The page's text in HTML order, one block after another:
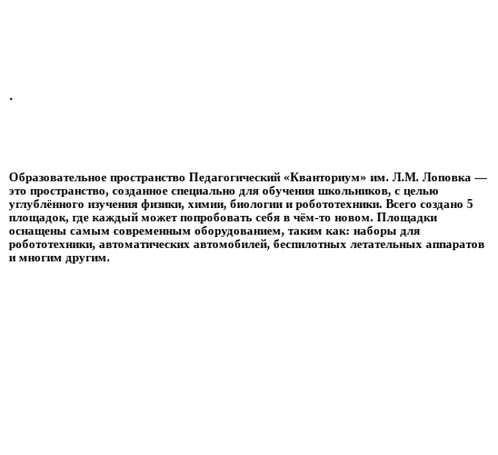
.
Образовательное пространство Педагогический «Кванториум» им. Л.М. Лоповка —
это пространство, созданное специально для обучения школьников, с целью
углублённого изучения физики, химии, биологии и робототехники. Всего создано 5
площадок, где каждый может попробовать себя в чём-то новом. Площадки
оснащены самым современным оборудованием, таким как: наборы для
робототехники, автоматических автомобилей, беспилотных летательных аппаратов
и многим другим.